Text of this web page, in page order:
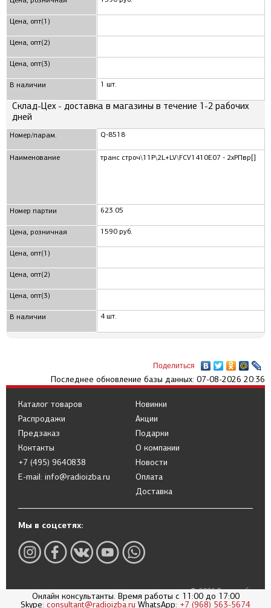
Цена, опт(1)
Цена, опт(2)
Цена, опт(3)
В наличии 1 шт.
Склад-Цех - доставка в магазины в течение 1-2 рабочих
дней
Номер/парам.
Наименование
Номер партии
Цена, розничная
Цена, опт(1)
Цена, опт(2)
Цена, опт(3)
В наличии
Q-8518
транс строч\11P\2L+LV\FCV1410E07 - 2xРПвр[]
623.05
1590 руб.
4 шт.
Поделиться
Последнее обновление базы данных: 07-08-2026 20:36
Каталог товаров
Распродажи
Предзаказ
Новинки
Акции
Подарки
Контакты
+7 (495) 9640838
E-mail: info@radioizba.ru
О компании
Новости
Оплата
Доставка
Мы в соцсетях:
© 2026 Радиоизба
Политика в отношении обработки
Онлайн консультанты. Время работы с 11:00 до 17:00
Skype: consultant@radioizba.ru WhatsApp: +7 (968) 563-5674